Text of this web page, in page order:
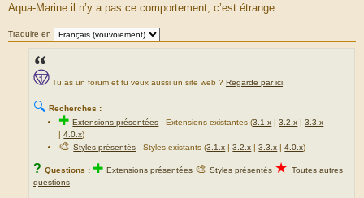
Aqua-Marine il n’y a pas ce comportement, c’est étrange.
Traduire en
Tu as un forum et tu veux aussi un site web ? Regarde par ici.
🔍 Recherches :
✚Extensions présentées -Extensions existantes (3.1.x |3.2.x |3.3.x
|4.0.x)
🎨Styles présentés - Styles existants (3.1.x |3.2.x |3.3.x |4.0.x)
? Questions : ✚ Extensions présentées 🎨 Styles présentés ★ Toutes autres
questions